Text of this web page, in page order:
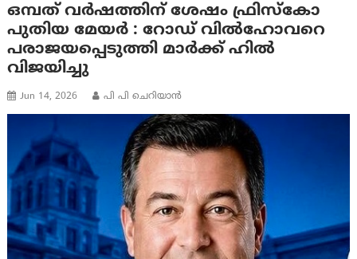
ഒമ്പത് വർഷത്തിന് ശേഷം ഫ്രിസ്കോ
പുതിയ മേയർ : റോഡ് വിൽഹോവറെ
പരാജയപ്പെടുത്തി മാർക്ക് ഹിൽ
വിജയിച്ചു
Jun 14, 2026 പി പി ചെറിയാൻ